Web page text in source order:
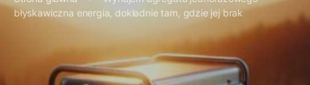
błyskawiczna energia, dokładnie tam, gdzie jej brak